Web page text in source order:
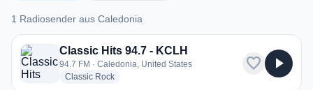
1 Radiosender aus Caledonia
1 Radiosender aus Caledonia
Classic Hits 94.7 - KCLH
94.7 FM · Caledonia, United States
Classic Rockradio stations
favorite play_arrow